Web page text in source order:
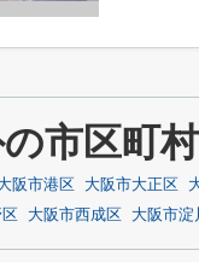
市区町
阪市港区 大阪市大正区
大阪市西成区 大阪市淀